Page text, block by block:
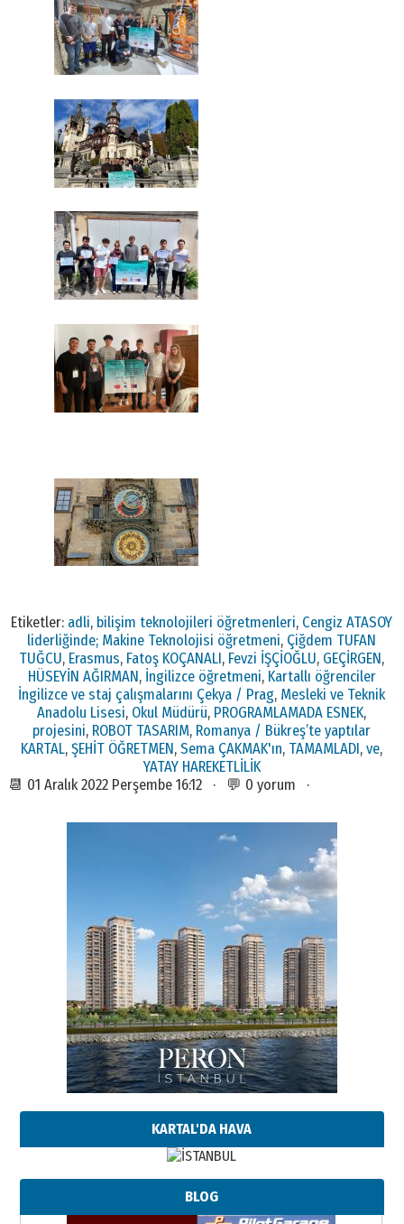
Etiketler: adli, bilişim teknolojileri öğretmenleri, Cengiz ATASOY
liderliğinde; Makine Teknolojisi öğretmeni, Çiğdem TUFAN
TUĞCU, Erasmus, Fatoş KOÇANALI, Fevzi İŞÇİOĞLU, GEÇİRGEN,
HÜSEYİN AĞIRMAN, İngilizce öğretmeni, Kartallı öğrenciler
İngilizce ve staj çalışmalarını Çekya / Prag, Mesleki ve Teknik
Anadolu Lisesi, Okul Müdürü, PROGRAMLAMADA ESNEK,
projesini, ROBOT TASARIM, Romanya / Bükreş’te yaptılar
KARTAL,ŞEHİT ÖĞRETMEN,Sema ÇAKMAK'ın, TAMAMLADI,ve,
YATAY HAREKETLİLİK
📆 01 Aralık 2022 Perşembe 16:12 · 💬 0 yorum ·
KARTAL'DA HAVA
BLOG